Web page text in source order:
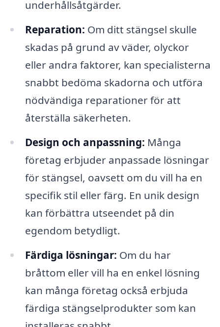
underhållsåtgärder.
Reparation: Om ditt stängsel skulle
skadas på grund av väder, olyckor
eller andra faktorer, kan specialisterna
snabbt bedöma skadorna och utföra
nödvändiga reparationer för att
återställa säkerheten.
Design och anpassning: Många
företag erbjuder anpassade lösningar
för stängsel, oavsett om du vill ha en
specifik stil eller färg. En unik design
kan förbättra utseendet på din
egendom betydligt.
Färdiga lösningar: Om du har
bråttom eller vill ha en enkel lösning
kan många företag också erbjuda
färdiga stängselprodukter som kan